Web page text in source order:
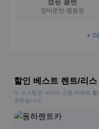
장비운반·캠핑장
+
할인 베스트 렌트/리
이 포스팅은 네이버 쇼핑 커넥트
공받습니다.